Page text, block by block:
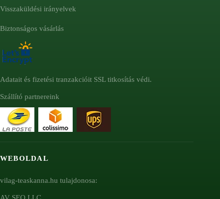
Visszaküldési irányelvek
Biztonságos vásárlás
Adatait és fizetési tranzakcióit SSL titkosítás védi.
Szállító partnereink
WEBOLDAL
vilag-teaskanna.hu tulajdonosa:
AV SEO LLC